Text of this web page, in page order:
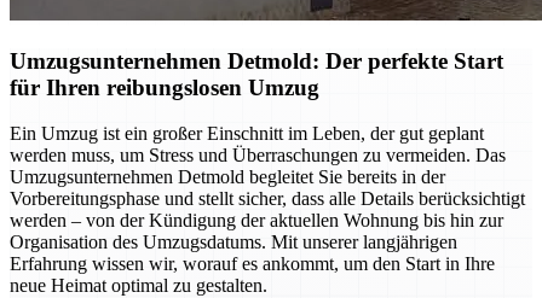
Umzugsunternehmen Detmold: Der perfekte Start
für Ihren reibungslosen Umzug
Ein Umzug ist ein großer Einschnitt im Leben, der gut geplant
werden muss, um Stress und Überraschungen zu vermeiden. Das
Umzugsunternehmen Detmold begleitet Sie bereits in der
Vorbereitungsphase und stellt sicher, dass alle Details berücksichtigt
werden – von der Kündigung der aktuellen Wohnung bis hin zur
Organisation des Umzugsdatums. Mit unserer langjährigen
Erfahrung wissen wir, worauf es ankommt, um den Start in Ihre
neue Heimat optimal zu gestalten.